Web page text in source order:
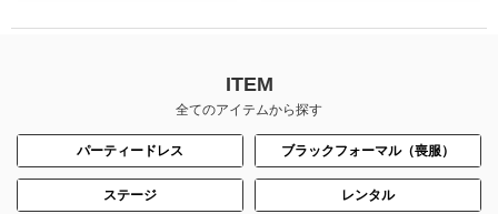
ITEM
全てのアイテムから探す
パーティードレス ブラックフォーマル（喪服）
ステージ レンタル